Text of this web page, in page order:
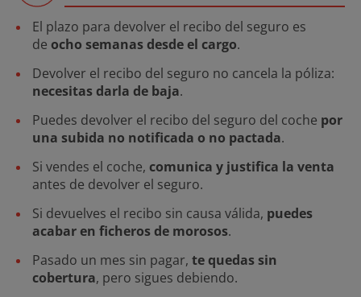
El plazo para devolver el recibo del seguro es
de ocho semanas desde el cargo.
Devolver el recibo del seguro no cancela la póliza:
necesitas darla de baja.
Puedes devolver el recibo del seguro del coche por
una subida no notificada o no pactada.
Si vendes el coche, comunica y justifica la venta
antes de devolver el seguro.
Si devuelves el recibo sin causa válida, puedes
acabar en ficheros de morosos.
Pasado un mes sin pagar, te quedas sin
cobertura, pero sigues debiendo.